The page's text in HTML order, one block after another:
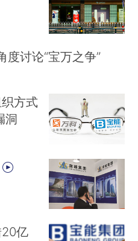
讨论“宝万之争”
方式
洞
亿